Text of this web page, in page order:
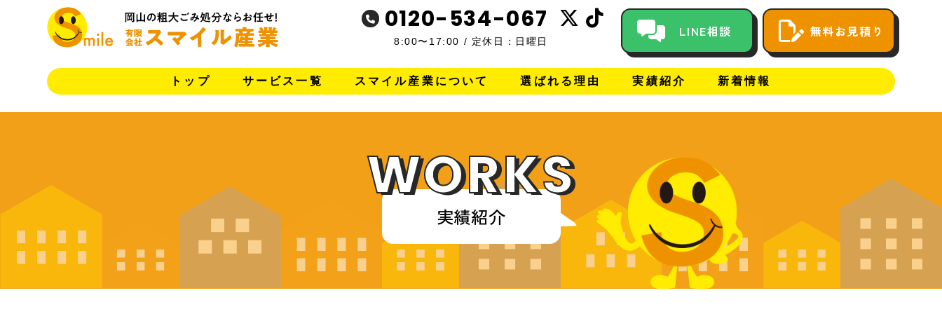
0120-534-067
8:00〜17:00 / 定休日：日曜日
LINE相談 無料お見積り
トップ サービス一覧 スマイル産業について 選ばれる理由 実績紹介 新着情報
WORKS
実績紹介